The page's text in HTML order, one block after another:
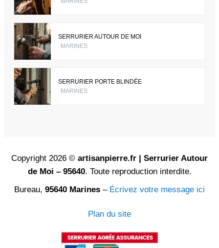
SERRURIER AUTOUR DE MOI
MARINES
SERRURIER PORTE BLINDÉE
MARINES
Copyright 2026 © artisanpierre.fr | Serrurier Autour
de Moi – 95640. Toute reproduction interdite.
Bureau, 95640 Marines – Écrivez votre message ici
Plan du site